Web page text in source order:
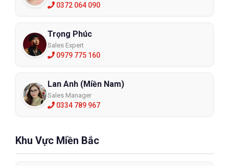
0372 064 090
Trọng Phúc
Sales Expert
0979 775 160
Lan Anh (Miền Nam)
Sales Manager
0334 789 967
Khu Vực Miền Bắc